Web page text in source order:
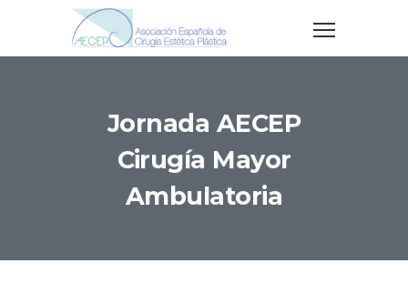
Jornada AECEP
Cirugía Mayor
Ambulatoria